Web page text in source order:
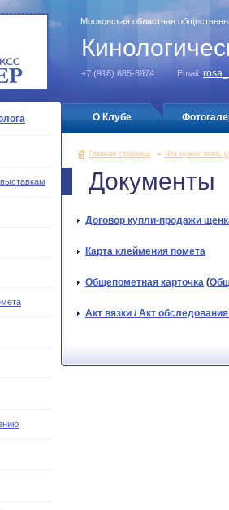
Главная страница Что нужно знать
Документы
Договор купли-продажи
Карта клеймения помета
Общепометная карточка (
Акт вязки / Акт
Московская областная
+7 (916) 685-8974 Email:
О Клубе